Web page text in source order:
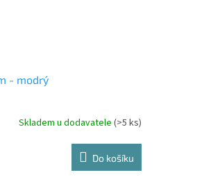
- modrý
Skladem u dodavatele (>5 ks)
Do košíku